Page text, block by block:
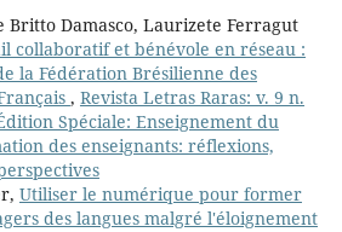
Britto Damasco, Laurizete Ferragut
collaboratif et bénévole en réseau :
la Fédération Brésilienne des
, Revista Letras Raras: v. 9 n.
Spéciale: Enseignement du
des enseignants: réflexions,
Utiliser le numérique pour former
des langues malgré l'éloignement